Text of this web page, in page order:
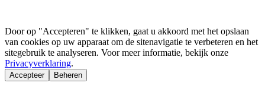
Door op "Accepteren" te klikken, gaat u akkoord met het opslaan
van cookies op uw apparaat om de sitenavigatie te verbeteren en het
sitegebruik te analyseren. Voor meer informatie, bekijk onze
Privacyverklaring.
Accepteer Beheren